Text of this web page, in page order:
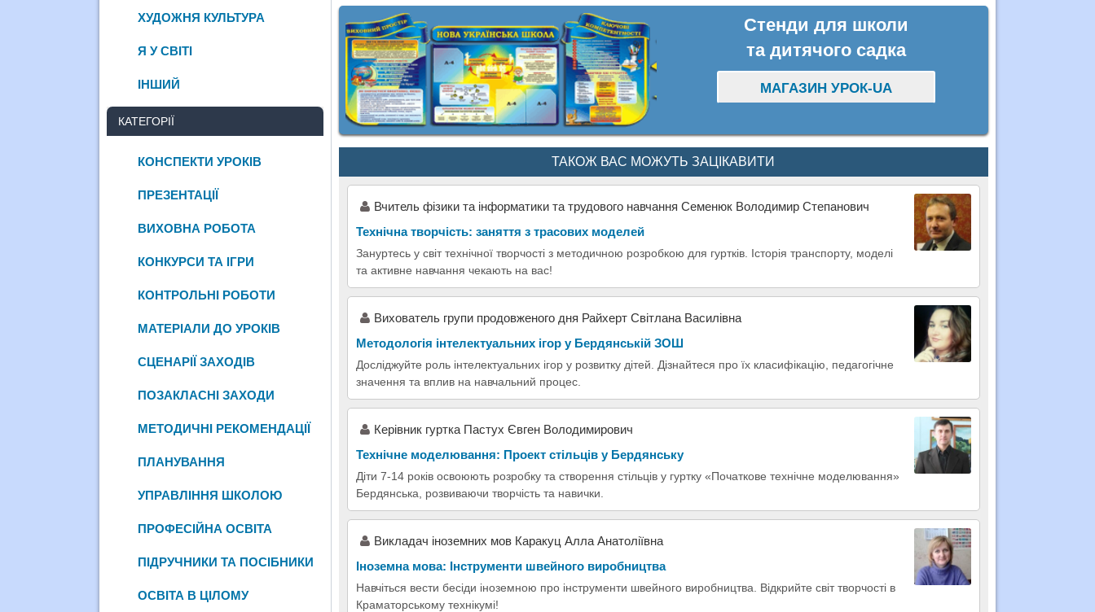
Стенди для школи
та дитячого садка
МАГАЗИН УРОК-UA
ТАКОЖ ВАС МОЖУТЬ ЗАЦІКАВИТИ
Вчитель фізики та інформатики та трудового навчання Семенюк Володимир Степанович
Технічна творчість: заняття з трасових моделей
Зануртесь у світ технічної творчості з методичною розробкою для гуртків. Історія транспорту, моделі
та активне навчання чекають на вас!
Вихователь групи продовженого дня Райхерт Світлана Василівна
Методологія інтелектуальних ігор у Бердянській ЗОШ
Досліджуйте роль інтелектуальних ігор у розвитку дітей. Дізнайтеся про їх класифікацію, педагогічне
значення та вплив на навчальний процес.
Керівник гуртка Пастух Євген Володимирович
Технічне моделювання: Проект стільців у Бердянську
Діти 7-14 років освоюють розробку та створення стільців у гуртку «Початкове технічне моделювання»
Бердянська, розвиваючи творчість та навички.
Викладач іноземних мов Каракуц Алла Анатоліївна
Іноземна мова: Інструменти швейного виробництва
Навчіться вести бесіди іноземною про інструменти швейного виробництва. Відкрийте світ творчості в
Краматорському технікумі!
ХУДОЖНЯ КУЛЬТУРА
Я У СВІТІ
ІНШИЙ
КАТЕГОРІЇ
КОНСПЕКТИ УРОКІВ
ПРЕЗЕНТАЦІЇ
ВИХОВНА РОБОТА
КОНКУРСИ ТА ІГРИ
КОНТРОЛЬНІ РОБОТИ
МАТЕРІАЛИ ДО УРОКІВ
СЦЕНАРІЇ ЗАХОДІВ
ПОЗАКЛАСНІ ЗАХОДИ
МЕТОДИЧНІ РЕКОМЕНДАЦІЇ
ПЛАНУВАННЯ
УПРАВЛІННЯ ШКОЛОЮ
ПРОФЕСІЙНА ОСВІТА
ПІДРУЧНИКИ ТА ПОСІБНИКИ
ОСВІТА В ЦІЛОМУ